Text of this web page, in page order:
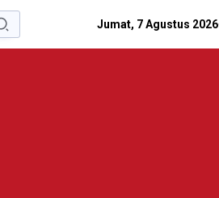
Jumat, 7 Agustus 2026